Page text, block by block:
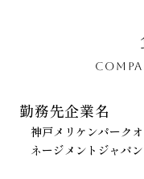
勤務先企業名
神戸メリケンパーク
ネージメントジャパン